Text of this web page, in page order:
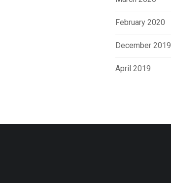
February 2020
December 2019
April 2019